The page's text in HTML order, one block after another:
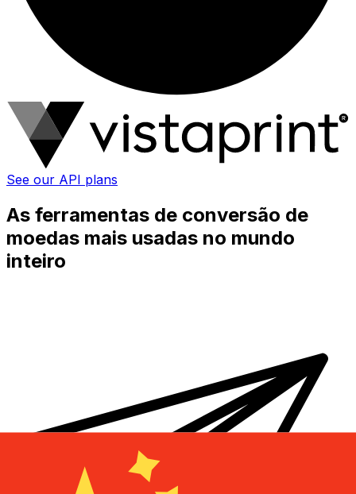
See our API plans
As ferramentas de conversão de
moedas mais usadas no mundo
inteiro